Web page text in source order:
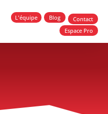
L'équipe Blog
Contact
Espace Pro